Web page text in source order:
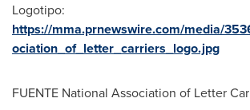
Logotipo:
https://mma.prnewswire.com/media/
ociation_of_letter_carriers_logo.jpg
FUENTE National Association of Letter